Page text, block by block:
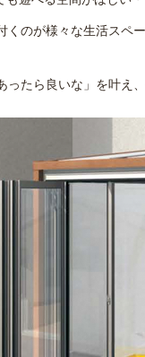
くのが様々な生活スペ
ったら良いな」を叶え